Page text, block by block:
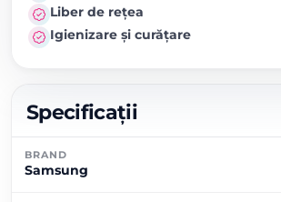
Liber de rețea
Igienizare și curățare
Specificații
BRAND
Samsung